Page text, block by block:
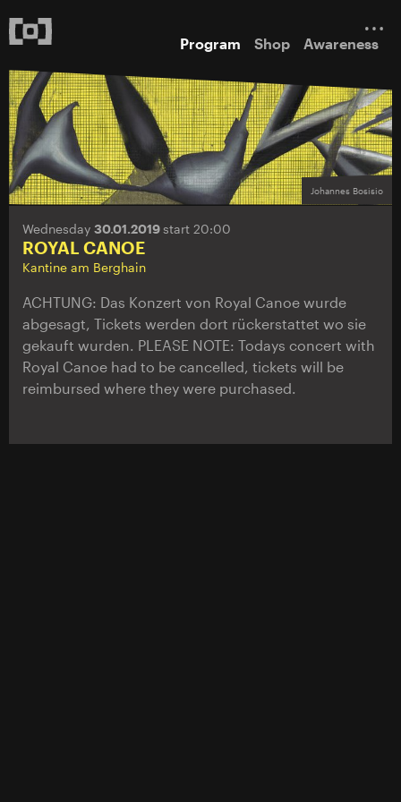
Program Shop Awareness
Johannes Bosisio
Wednesday 30.01.2019start 20:00
ROYAL CANOE
Kantine am Berghain
ACHTUNG: Das Konzert von Royal Canoe wurde
abgesagt, Tickets werden dort rückerstattet wo sie
gekauft wurden. PLEASE NOTE: Todays concert with
Royal Canoe had to be cancelled, tickets will be
reimbursed where they were purchased.